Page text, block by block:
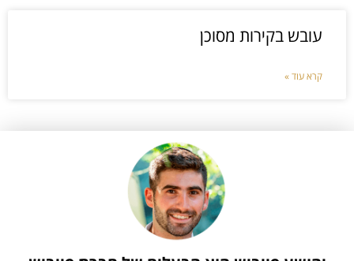
עובש בקירות מסוכן
קרא עוד »